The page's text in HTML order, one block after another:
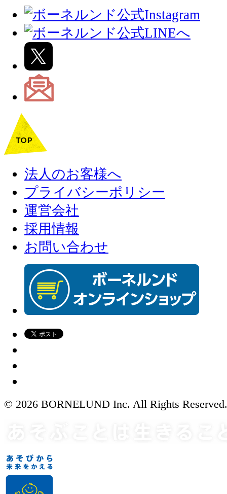
法人のお客様へ
プライバシーポリシー
運営会社
採用情報
お問い合わせ
© 2026 BORNELUND Inc. All Rights Reserved.